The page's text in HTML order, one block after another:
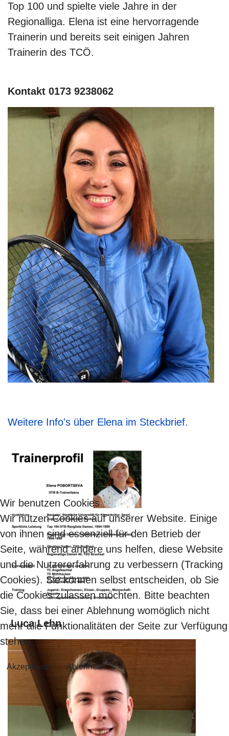
Top 100 und spielte viele Jahre in der
Regionalliga. Elena ist eine hervorragende
Trainerin und bereits seit einigen Jahren
Trainerin des TCÖ.
Kontakt 0173 9238062
Weitere Info's über Elena im Steckbrief.
Luca Lehn
Wir benutzen Cookies
Wir nutzen Cookies auf unserer Website. Einige
von ihnen sind essenziell für den Betrieb der
Seite, während andere uns helfen, diese Website
und die Nutzererfahrung zu verbessern (Tracking
Cookies). Sie können selbst entscheiden, ob Sie
die Cookies zulassen möchten. Bitte beachten
Sie, dass bei einer Ablehnung womöglich nicht
mehr alle Funktionalitäten der Seite zur Verfügung
stehen.
Akzeptieren Ablehnen